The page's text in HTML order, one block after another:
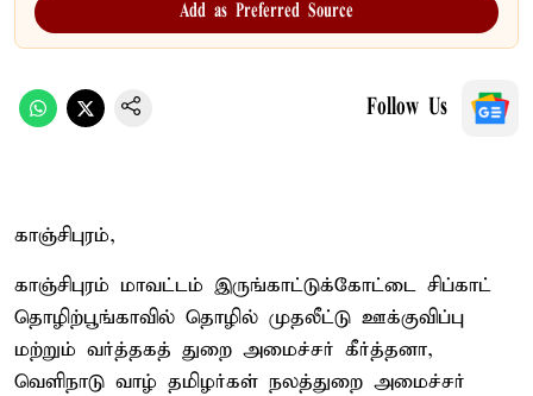
Add as Preferred Source
Follow Us
காஞ்சிபுரம்,
காஞ்சிபுரம் மாவட்டம் இருங்காட்டுக்கோட்டை சிப்காட்
தொழிற்பூங்காவில் தொழில் முதலீட்டு ஊக்குவிப்பு
மற்றும் வர்த்தகத் துறை அமைச்சர் கீர்த்தனா,
வெளிநாடு வாழ் தமிழர்கள் நலத்துறை அமைச்சர்